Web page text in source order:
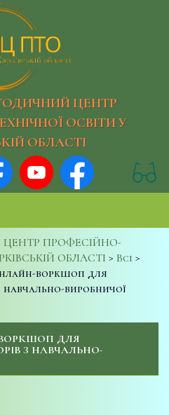
ЦЕНТР
ОСВІТИ У
ОБЛАСТІ
ПРОФЕСІЙНО-
ОБЛАСТІ > Всі >
воркшоп для
навчально-виробничої
ДЛЯ
З НАВЧАЛЬНО-